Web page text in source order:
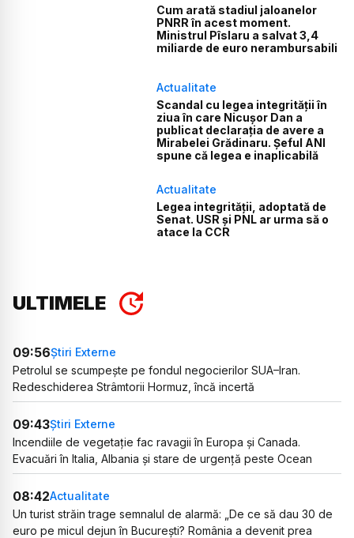
Cum arată stadiul jaloanelor
PNRR în acest moment.
Ministrul Pîslaru a salvat 3,4
miliarde de euro nerambursabili
Actualitate
Scandal cu legea integrității în
ziua în care Nicușor Dan a
publicat declarația de avere a
Mirabelei Grădinaru. Șeful ANI
spune că legea e inaplicabilă
Actualitate
Legea integrității, adoptată de
Senat. USR și PNL ar urma să o
atace la CCR
ULTIMELE
09:56Știri Externe
Petrolul se scumpește pe fondul negocierilor SUA–Iran.
Redeschiderea Strâmtorii Hormuz, încă incertă
09:43Știri Externe
Incendiile de vegetație fac ravagii în Europa și Canada.
Evacuări în Italia, Albania și stare de urgență peste Ocean
08:42Actualitate
Un turist străin trage semnalul de alarmă: „De ce să dau 30 de
euro pe micul dejun în București? România a devenit prea